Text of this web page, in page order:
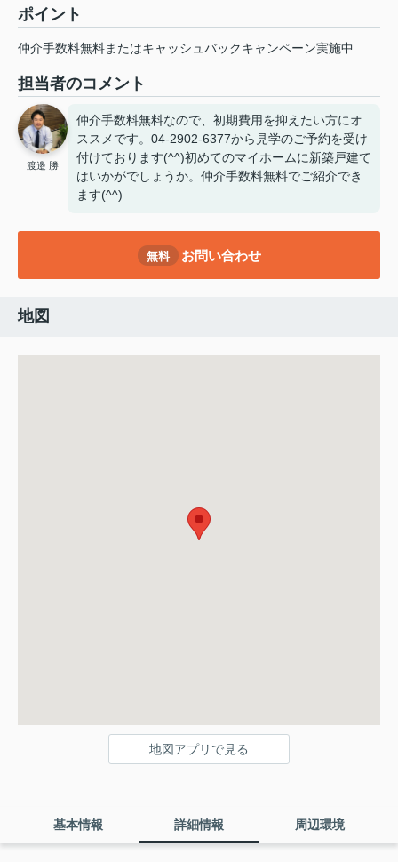
ポイント
仲介手数料無料またはキャッシュバックキャンペーン実施中
担当者のコメント
渡邉 勝
仲介手数料無料なので、初期費用を抑えたい方にオ
ススメです。04-2902-6377から見学のご予約を受け
付けております(^^)初めてのマイホームに新築戸建て
はいかがでしょうか。仲介手数料無料でご紹介でき
ます(^^)
無料 お問い合わせ
地図
地図アプリで見る
基本情報 詳細情報 周辺環境